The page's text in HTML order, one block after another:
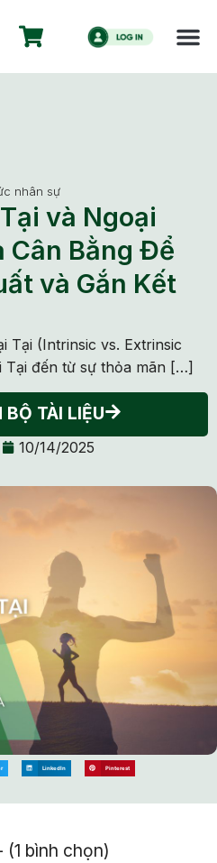
nhân sự
và Ngoại
Cân Bằng Để
và Gắn Kết
Tại (Intrinsic vs. Extrinsic
đến từ sự thỏa mãn […]
TÀI LIỆU
10/14/2025
LinkedIn Pinterest
(1 bình chọn)